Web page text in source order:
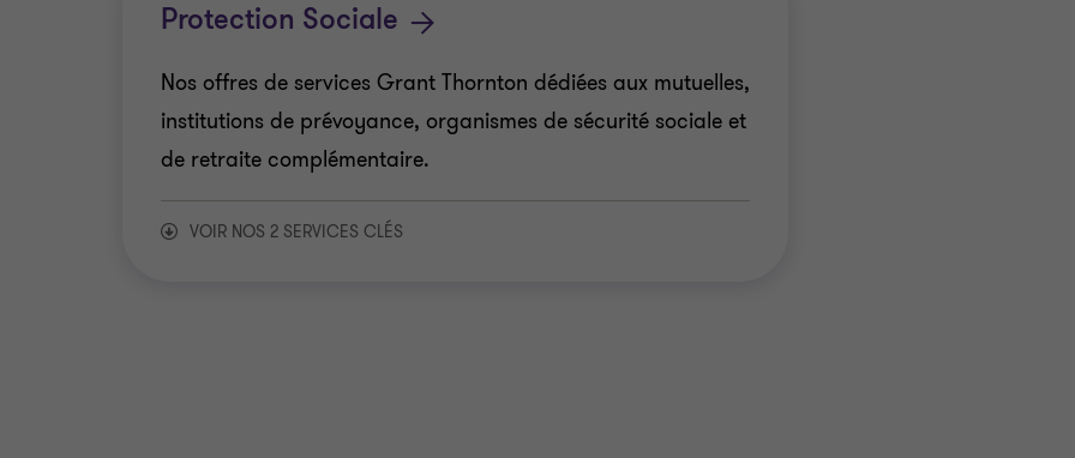
Établissements Publics de Santé
Institutions Européennes et Internationales
Protection Sociale
Nos offres de services Grant Thornton dédiées aux mutuelles,
institutions de prévoyance, organismes de sécurité sociale et
de retraite complémentaire.
VOIR NOS 2 SERVICES CLÉS